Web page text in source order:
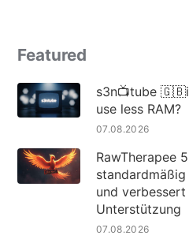
Featured
s3n📺tube
use less RAM?
07.08.2026
RawTherapee
und
Unterstützung
07.08.2026